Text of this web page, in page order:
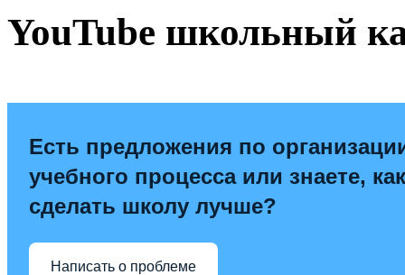
YouTube школьный
Есть предложения по
учебного процесса или знаете, как
сделать школу лучше?
Написать о проблеме